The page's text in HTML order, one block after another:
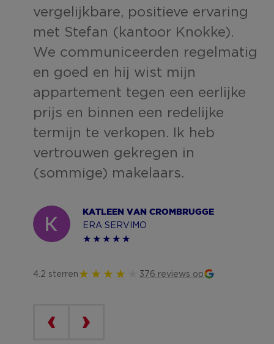
vergelijkbare, positieve ervaring
met Stefan (kantoor Knokke).
We communiceerden regelmatig
en goed en hij wist mijn
appartement tegen een eerlijke
prijs en binnen een redelijke
termijn te verkopen. Ik heb
vertrouwen gekregen in
(sommige) makelaars.
KATLEEN VAN CROMBRUGGE
ERA SERVIMO
4.2 sterren 376 reviews op